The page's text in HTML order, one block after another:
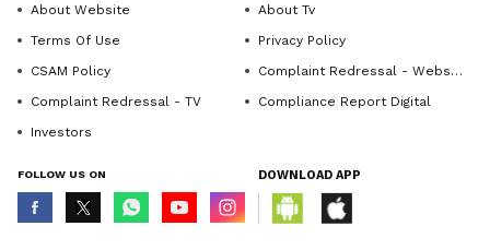
About Website
About Tv
Terms Of Use
Privacy Policy
CSAM Policy
Complaint Redressal - Website
Complaint Redressal - TV
Compliance Report Digital
Investors
FOLLOW US ON DOWNLOAD APP